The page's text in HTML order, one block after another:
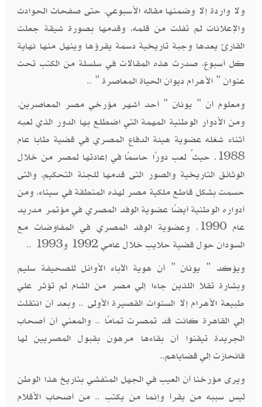
ولا واردة إلا وضمنها مقاله الأسبوعي، حتى صفحات الحوادث
والإعلانات لم تفلت من قلمه، وقدمها بصورة شيقة جعلت
القارئ يعدها وجبة تاريخية دسمة يقرؤها وينهل منها نهاية
كل أسبوع، صدرت هذه المقالات في سلسلة من الكتب تحت
عنوان " الأهرام ديوان الحياة المعاصرة " ..
ومعلوم أن " يونان " أحد أشهر مؤرخي مصر المعاصرين،
ومن الأدوار الوطنية المهمة التي اضطلع بها الدور الذي لعبه
أثناء شغله عضوية هيئة الدفاع المصري في قضية طابا عام
1988، حيثُ لعب دورًا حاسمًا في إعادتها لمصر من خلال
الوثائق التاريخية والصور التى قدمها للجنة التحكيم، والتى
حسمت بشكل قاطع ملكية مصر لهذه المنطقة في سيناء، ومن
أدواره الوطنية أيضًا عضوية الوفد المصري في مؤتمر مدريد
عام 1990، وعضوية الوفد المصري في المفاوضات مع
السودان حول قضية حلايب خلال عامي 1992 و1993 ..
ويؤكد " يونان " أن هوية الآباء الأوائل للصحيفة سليم
وبشارة تقلا اللذين جاءا إلي مصر من الشام لم تؤثر علي
طبيعة الأهرام إلا السنوات القصيرة الأولى .. وبعد أن انتقلت
إلي القاهرة كانت قد تمصرت تمامًا .. والمعني أن أصحاب
الجريدة تيقنوا أن بقاءها مرهون بقبول المصريين لها
فانحازت إلي قضاياهم..
ويرى مؤرخنا أن العيب في الجهل المتفشي بتاريخ هذا الوطن
ليس سببه من يقرأ وإنما من يكتب .. من أصحاب الأقلام